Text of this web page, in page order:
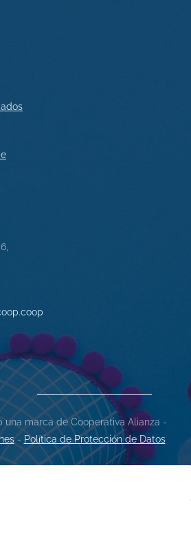
marca de Cooperativa Alianza -
- Política de Protección de Datos